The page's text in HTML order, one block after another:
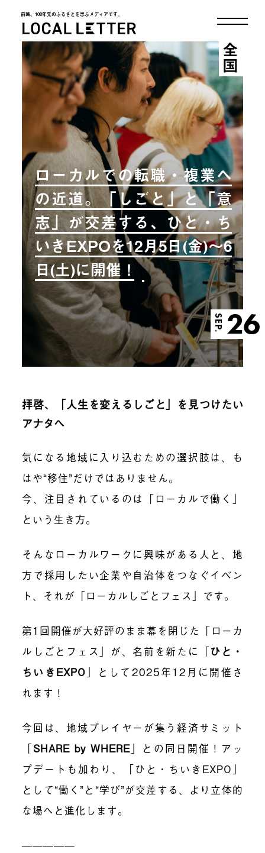
前略、100年先のふるさとを思ふメディアです。
LOCAL LETTER
ローカルでの転職・複業へ
の近道。「しごと」と「意
志」が交差する、ひと・ち
いきEXPOを12月5日(金)〜6
日(土)に開催！
SEP. 26
全国
拝啓、「人生を変えるしごと」を見つけたい
アナタへ
気になる地域に入り込むための選択肢は、も
はや“移住”だけではありません。
今、注目されているのは「ローカルで働く」
という生き方。
そんなローカルワークに興味がある人と、地
方で採用したい企業や自治体をつなぐイベン
ト、それが「ローカルしごとフェス」です。
第1回開催が大好評のまま幕を閉じた「ローカ
ルしごとフェス」が、名前を新たに「ひと・
ちいきEXPO 」として2025年12月に開催さ
れます！
今回は、地域プレイヤーが集う経済サミット
「SHARE by WHERE 」との同日開催 ！アッ
プデートも加わり、「ひと・ちいきEXPO」
として“働く”と“学び”が交差する、より立体的
な場へと進化します。
—————